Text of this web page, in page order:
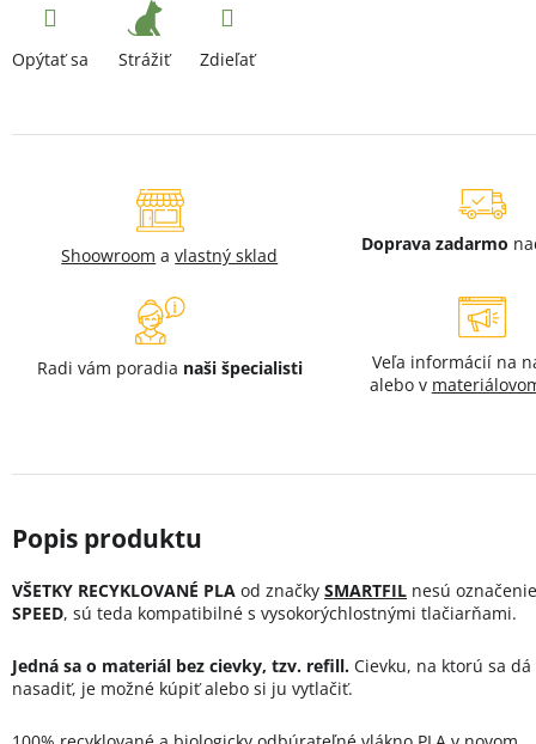
Opýtať sa Strážiť Zdieľať
Shoowroom avlastný sklad
Doprava zadarmo
Radi vám poradia naši špecialisti
Veľa informácií na
alebo v
VŠETKY RECYKLOVANÉ PLA od značky SMARTFIL nesú
SPEED, sú teda kompatibilné s vysokorýchlostnými tlačiarňami.
Jedná sa o materiál bez cievky, tzv. refill. Cievku, na ktorú sa
nasadiť, je možné kúpiť alebo si ju vytlačiť.